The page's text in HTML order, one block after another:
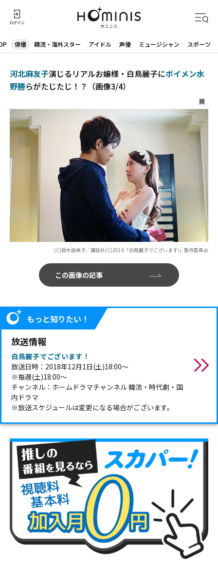
俳優 韓流・海外スター アイドル 声優 ミュージシャン スポーツ
河北麻友子演じるリアルお嬢様・白鳥麗子にボイメン水
野勝らがたじたじ！？（画像3/4）
(C)鈴木由美子／講談社(C)2016「白鳥麗子でございます!」製作委員会
この画像の記事
もっと知りたい！
放送情報
白鳥麗子でございます！
放送日時：2018年12月1日(土)18:00～
※毎週(土)18:00～
チャンネル：ホームドラマチャンネル 韓流・時代劇・国
内ドラマ
※放送スケジュールは変更になる場合がございます。